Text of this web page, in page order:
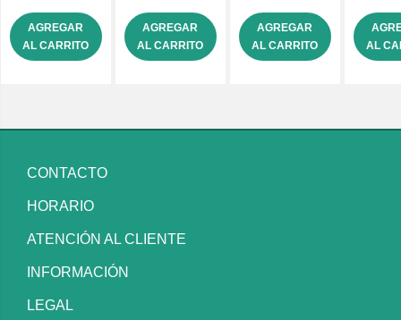
AGREGAR
AL CARRITO
AGREGAR
AL CARRITO
AGREGAR
AL CARRITO
AL
CONTACTO
HORARIO
ATENCIÓN AL CLIENTE
INFORMACIÓN
LEGAL